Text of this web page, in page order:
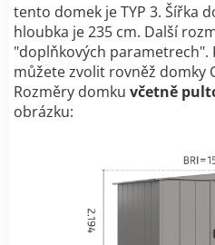
tento domek je TYP 3. Šířka
hloubka je 235 cm. Další
"doplňkových
můžete zvolit rovněž domky
Rozměry domku včetně
obrázku: